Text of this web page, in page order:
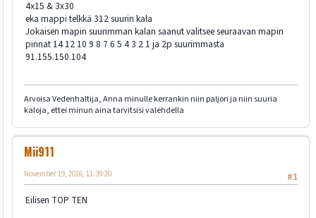
4x15 & 3x30
eka mappi telkkä 312 suurin kala
Jokaisen mapin suurimman kalan saanut valitsee seuraavan mapin
pinnat 14 12 10 9 8 7 6 5 4 3 2 1 ja 2p suurimmasta
91.155.150.104
Arvoisa Vedenhaltija, Anna minulle kerrankin niin paljon ja niin suuria
kaloja, ettei minun aina tarvitsisi valehdella
Mii911
#1
November 19, 2016, 11:39:20
Eilisen TOP TEN